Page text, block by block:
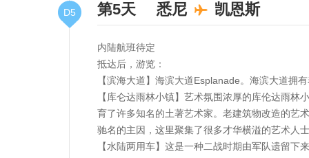
D5 第5天 悉尼 凯恩斯
内陆航班待定
抵达后，游览：
【滨海大道】海滨大道Esplanade。海滨大道拥
【库仑达雨林小镇】艺术氛围浓厚的库伦达雨
育了许多知名的土著艺术家。老建筑物改造的艺
驰名的主因，这里聚集了很多才华横溢的艺术人
【水陆两用车】这是一种二战时期由军队遗留